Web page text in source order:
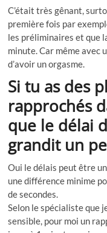
C’était très gênant,
première fois par
les préliminaires et que
minute. Car même avec
d’avoir un orgasme.
Si tu as des
rapprochés
que le délai
grandit un
Oui le délais peut être
une différence minime
de secondes.
Selon le spécialiste que
sensible, pour moi un